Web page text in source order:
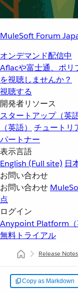
MuleSoft Forum
オンデマンド配信中
Aflacや富士通、ポリ
を視聴しませんか？
視聴する
開発者リソース
スタートアップ（英語
（英語）
チュートリ
パートナー
表示言語
English (Full site) 日
お問い合わせ
お問い合わせ
点
ログイン
Anypoint Platform（
無料トライアル
Release Notes
Copy as Markdown